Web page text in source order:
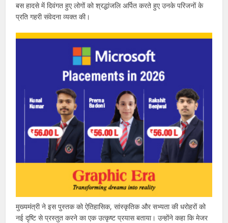
बस हादसे में दिवंगत हुए लोगों को श्रद्धांजलि अर्पित करते हुए उनके परिजनों के
प्रति गहरी संवेदना व्यक्त की।
मुख्यमंत्री ने इस पुस्तक को ऐतिहासिक, सांस्कृतिक और सभ्यता की धरोहरों को
नई दृष्टि से प्रस्तुत करने का एक उत्कृष्ट प्रयास बताया। उन्होंने कहा कि मेजर